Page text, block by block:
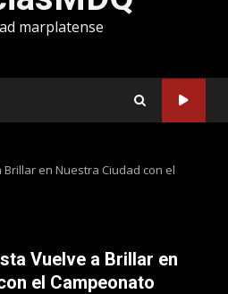
marplatense
Brillar en Nuestra Ciudad con el
Vuelve a Brillar en
el Campeonato